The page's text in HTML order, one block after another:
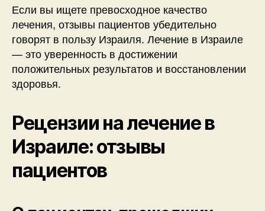
Если вы ищете превосходное качество
лечения, отзывы пациентов убедительно
говорят в пользу Израиля. Лечение в Израиле
— это уверенность в достижении
положительных результатов и восстановлении
здоровья.
Рецензии на лечение в
Израиле: отзывы
пациентов